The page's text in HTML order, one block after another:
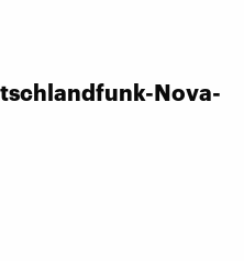
Nova-